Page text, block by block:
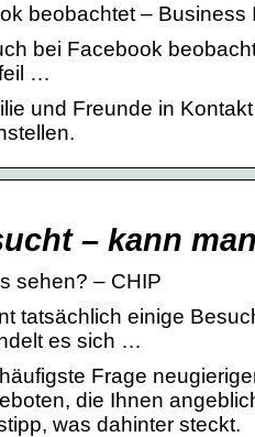
beobachtet – Business
bei Facebook
…
und Freunde in
– kann
sehen? – CHIP
tatsächlich einige
es sich …
Frage
die Ihnen
was dahinter steckt.